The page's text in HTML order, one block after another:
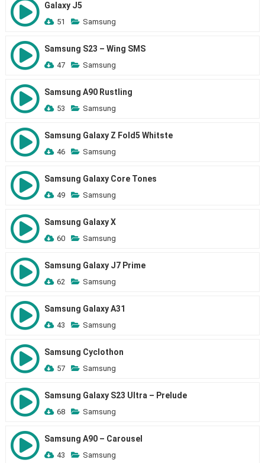
Galaxy J5
51 Samsung
Samsung S23 – Wing SMS
47 Samsung
Samsung A90 Rustling
53 Samsung
Samsung Galaxy Z Fold5 Whitste
46 Samsung
Samsung Galaxy Core Tones
49 Samsung
Samsung Galaxy X
60 Samsung
Samsung Galaxy J7 Prime
62 Samsung
Samsung Galaxy A31
43 Samsung
Samsung Cyclothon
57 Samsung
Samsung Galaxy S23 Ultra – Prelude
68 Samsung
Samsung A90 – Carousel
43 Samsung